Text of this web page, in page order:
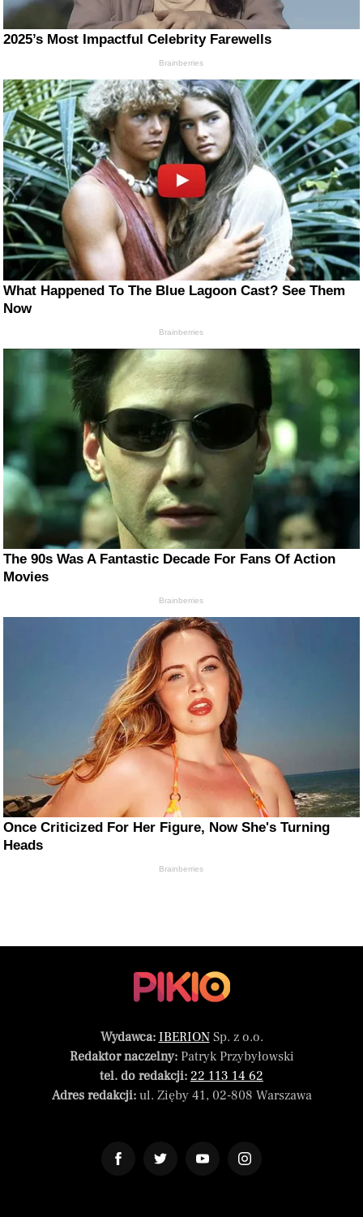
2025’s Most Impactful Celebrity Farewells
Brainberries
What Happened To The Blue Lagoon Cast? See Them
Now
Brainberries
The 90s Was A Fantastic Decade For Fans Of Action
Movies
Brainberries
Once Criticized For Her Figure, Now She's Turning
Heads
Brainberries
Wydawca: IBERIONSp. z o.o.
Redaktor naczelny:Patryk Przybyłowski
tel. do redakcji: 22 113 14 62
Adres redakcji:ul. Zięby 41, 02-808 Warszawa